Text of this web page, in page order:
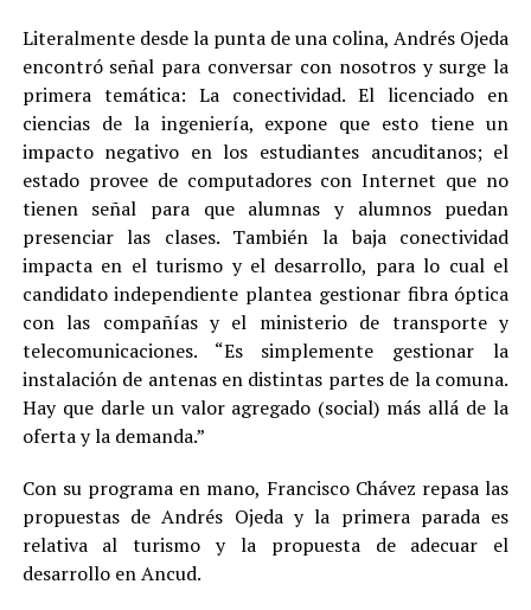
Literalmente desde la punta de una colina, Andrés Ojeda
encontró señal para conversar con nosotros y surge la
primera temática: La conectividad. El licenciado en
ciencias de la ingeniería, expone que esto tiene un
impacto negativo en los estudiantes ancuditanos; el
estado provee de computadores con Internet que no
tienen señal para que alumnas y alumnos puedan
presenciar las clases. También la baja conectividad
impacta en el turismo y el desarrollo, para lo cual el
candidato independiente plantea gestionar fibra óptica
con las compañías y el ministerio de transporte y
telecomunicaciones. “Es simplemente gestionar la
instalación de antenas en distintas partes de la comuna.
Hay que darle un valor agregado (social) más allá de la
oferta y la demanda.”
Con su programa en mano, Francisco Chávez repasa las
propuestas de Andrés Ojeda y la primera parada es
relativa al turismo y la propuesta de adecuar el
desarrollo en Ancud.